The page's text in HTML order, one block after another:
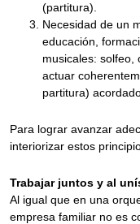
(partitura).
Necesidad de un
educación,
musicales: solfeo,
actuar
partitura)
Para lograr avanzar
interiorizar estos
Trabajar juntos y al
Al igual que en una
empresa familiar no es